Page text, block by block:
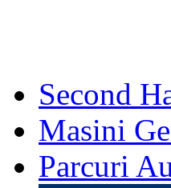
Second
Masini
Parcuri